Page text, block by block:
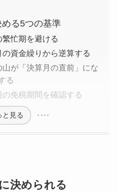
る5つの基準
忙期を避ける
資金繰りから逆算する
が「決算月の直前」にな
る
免税期間を確認する
と見る
決められる